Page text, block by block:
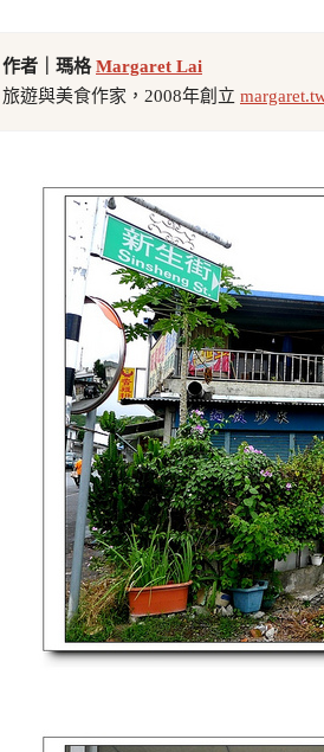
作者｜瑪格Margaret Lai
旅遊與美食作家，2008年創立